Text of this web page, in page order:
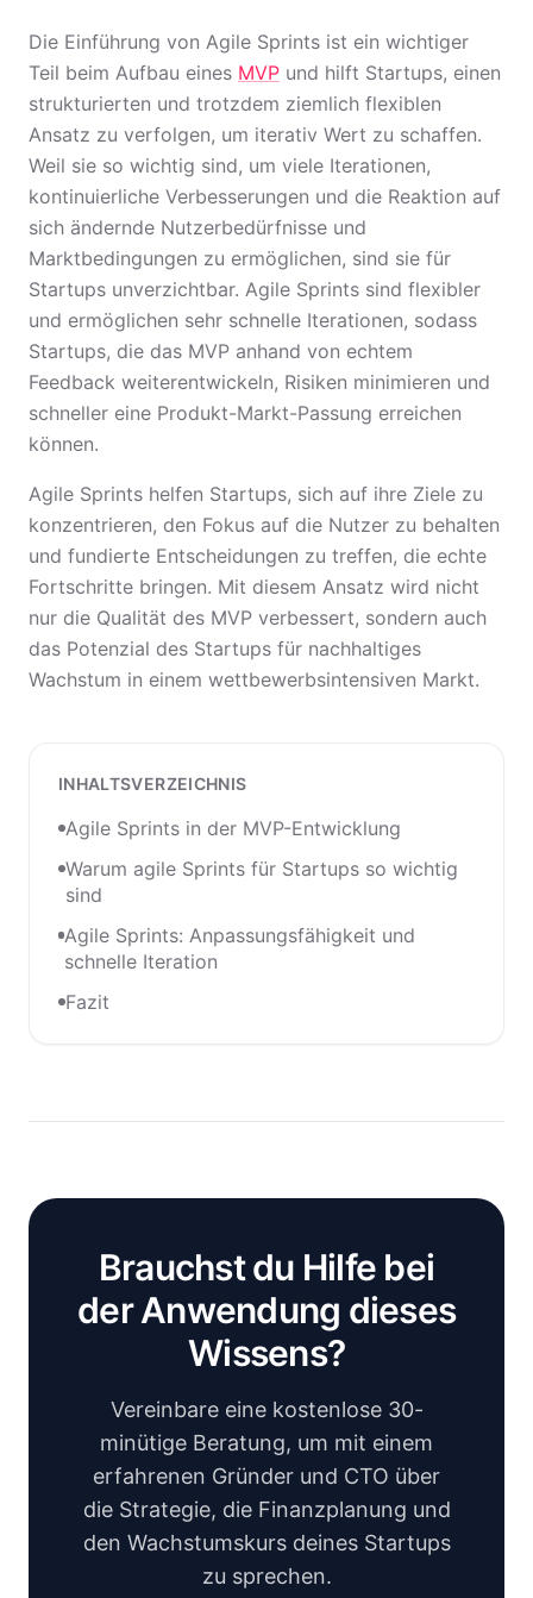
Die Einführung von Agile Sprints ist ein wichtiger
Teil beim Aufbau eines MVP und hilft Startups, einen
strukturierten und trotzdem ziemlich flexiblen
Ansatz zu verfolgen, um iterativ Wert zu schaffen.
Weil sie so wichtig sind, um viele Iterationen,
kontinuierliche Verbesserungen und die Reaktion auf
sich ändernde Nutzerbedürfnisse und
Marktbedingungen zu ermöglichen, sind sie für
Startups unverzichtbar. Agile Sprints sind flexibler
und ermöglichen sehr schnelle Iterationen, sodass
Startups, die das MVP anhand von echtem
Feedback weiterentwickeln, Risiken minimieren und
schneller eine Produkt-Markt-Passung erreichen
können.
Agile Sprints helfen Startups, sich auf ihre Ziele zu
konzentrieren, den Fokus auf die Nutzer zu behalten
und fundierte Entscheidungen zu treffen, die echte
Fortschritte bringen. Mit diesem Ansatz wird nicht
nur die Qualität des MVP verbessert, sondern auch
das Potenzial des Startups für nachhaltiges
Wachstum in einem wettbewerbsintensiven Markt.
INHALTSVERZEICHNIS
Agile Sprints in der MVP-Entwicklung
Warum agile Sprints für Startups so wichtig
sind
Agile Sprints: Anpassungsfähigkeit und
schnelle Iteration
Fazit
Brauchst du Hilfe bei
der Anwendung dieses
Wissens?
Vereinbare eine kostenlose 30-
minütige Beratung, um mit einem
erfahrenen Gründer und CTO über
die Strategie, die Finanzplanung und
den Wachstumskurs deines Startups
zu sprechen.